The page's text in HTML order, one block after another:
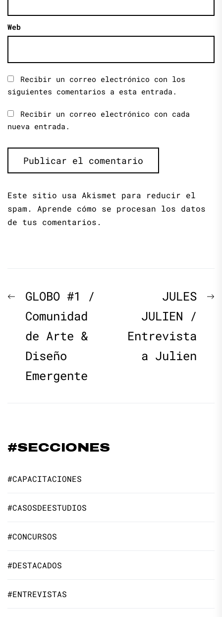
Web
Recibir un correo electrónico con los
siguientes comentarios a esta entrada.
Recibir un correo electrónico con cada
nueva entrada.
Este sitio usa Akismet para reducir el
spam. Aprende cómo se procesan los datos
de tus comentarios.
Navegación
de
entradas
Previous
post:
GLOBO #1 /
Comunidad
de Arte &
Diseño
Emergente
JULES
JULIEN /
Entrevista
a Julien
#SECCIONES
#CAPACITACIONES
#CASOSDEESTUDIOS
#CONCURSOS
#DESTACADOS
#ENTREVISTAS